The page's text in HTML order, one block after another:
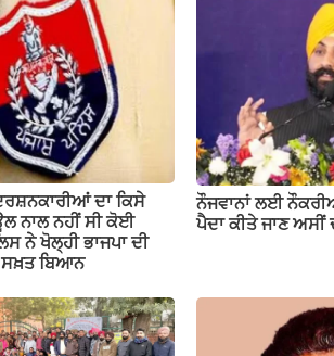
ਦਾ ਕਿਸੇ
ਨਾਲ ਨਹੀਂ ਸੀ ਕੋਈ
ਨੇ ਖੋਲ੍ਹੀ ਭਾਜਪਾ ਦੀ
ਸਖ਼ਤ ਬਿਆਨ
ਨੌਜਵਾਨਾਂ ਲਈ
ਪੈਦਾ ਕੀਤੇ ਜਾਣ